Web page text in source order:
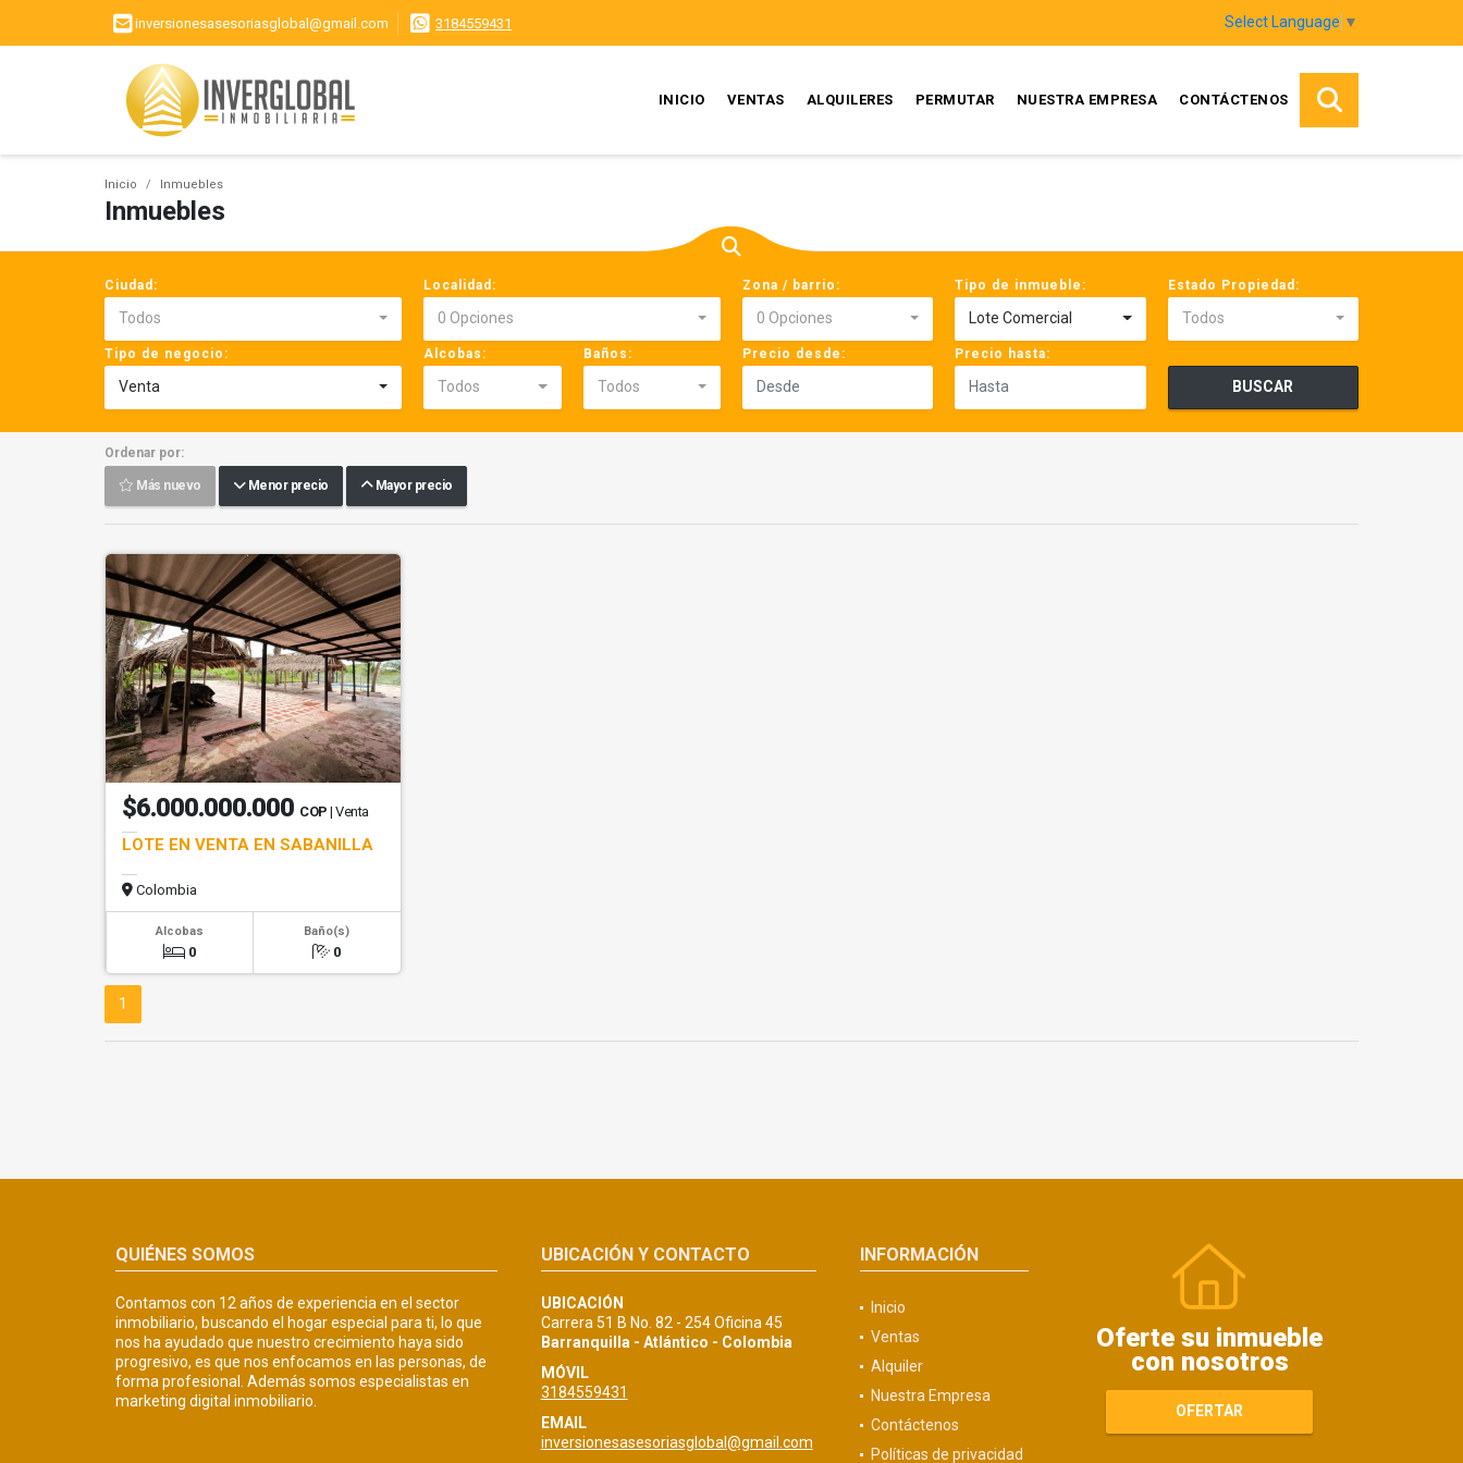
inversionesasesoriasglobal@gmail.com 3184559431 Select Language ▼
INICIO VENTAS ALQUILERES PERMUTAR NUESTRA EMPRESA CONTÁCTENOS
Inicio Inmuebles
Inmuebles
Ciudad:
Todos
Localidad:
0 Opciones
Zona / barrio:
0 Opciones
Tipo de inmueble:
Lote Comercial
Estado Propiedad:
Todos
Tipo de negocio:
Venta
Alcobas:
Todos
Baños:
Todos
Precio desde: Precio hasta:
BUSCAR
Ordenar por:
Más nuevo Menor precio Mayor precio
$6.000.000.000 COP | Venta
LOTE EN VENTA EN SABANILLA
Colombia
Alcobas
0
Baño(s)
0
1
QUIÉNES SOMOS
Contamos con 12 años de experiencia en el sector
inmobiliario, buscando el hogar especial para ti, lo que
nos ha ayudado que nuestro crecimiento haya sido
progresivo, es que nos enfocamos en las personas, de
forma profesional. Además somos especialistas en
marketing digital inmobiliario.
UBICACIÓN Y CONTACTO
UBICACIÓN
Carrera 51 B No. 82 - 254 Oficina 45
Barranquilla - Atlántico - Colombia
MÓVIL
3184559431
EMAIL
inversionesasesoriasglobal@gmail.com
INFORMACIÓN
Inicio
Ventas
Alquiler
Nuestra Empresa
Contáctenos
Políticas de privacidad
Oferte su inmueble
con nosotros
OFERTAR